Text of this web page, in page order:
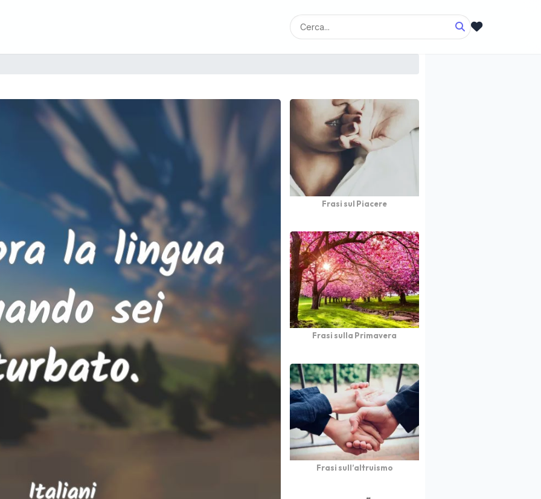
Frasi sul Piacere
Frasi sulla Primavera
Frasi sull’altruismo